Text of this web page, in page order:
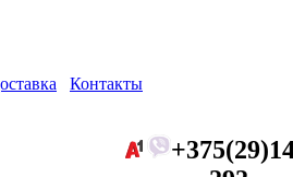
Контакты